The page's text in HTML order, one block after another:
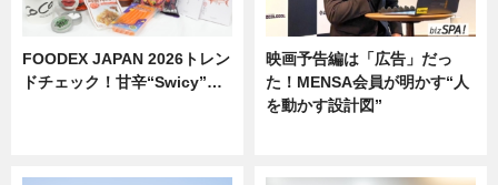
FOODEX JAPAN 2026トレン
ドチェック！甘辛“Swicy”…
映画予告編は「広告」だっ
た！MENSA会員が明かす“人
を動かす設計図”